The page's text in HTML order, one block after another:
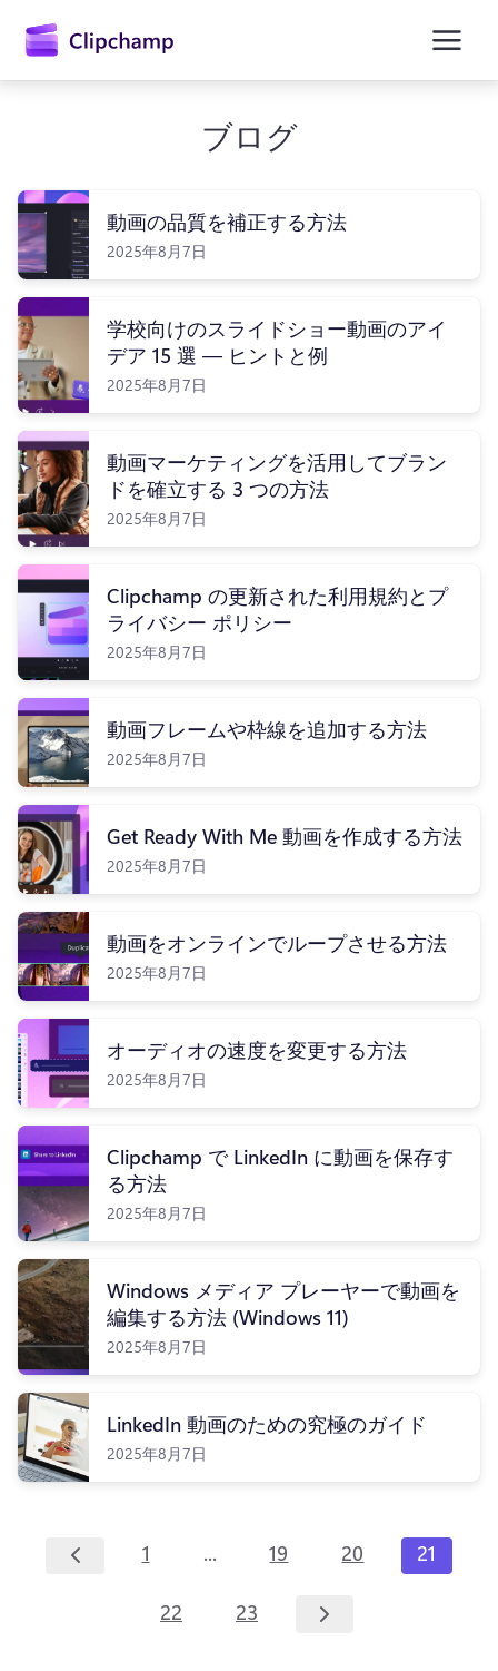
テ
ログイン
無料で試す
ブログ
動画の品質を補正する方法
2025年8月7日
学校向けのスライドショー動画のアイ
デア 15 選 — ヒントと例
2025年8月7日
動画マーケティングを活用してブラン
ドを確立する 3 つの方法
2025年8月7日
Clipchamp の更新された利用規約とプ
ライバシー ポリシー
2025年8月7日
動画フレームや枠線を追加する方法
2025年8月7日
Get Ready With Me 動画を作成する方法
2025年8月7日
動画をオンラインでループさせる方法
2025年8月7日
オーディオの速度を変更する方法
2025年8月7日
Clipchamp で LinkedIn に動画を保存す
る方法
2025年8月7日
Windows メディア プレーヤーで動画を
編集する方法 (Windows 11)
2025年8月7日
LinkedIn 動画のための究極のガイド
2025年8月7日
1 ... 19 20 21
22 23